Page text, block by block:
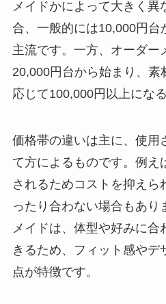
メイドかによって大きく異
合、一般的には10,000円台
主流です。一方、オーダー
20,000円台から始まり、素
応じて100,000円以上にな
価格帯の違いは主に、使用
て方によるものです。例え
されるためコストを抑えら
ったり合わない場合もあり
メイドは、体型や好みに合
きるため、フィット感やデ
点が特徴です。